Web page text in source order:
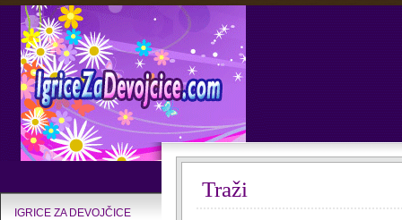
IGRICE ZA DEVOJČICE
Traži